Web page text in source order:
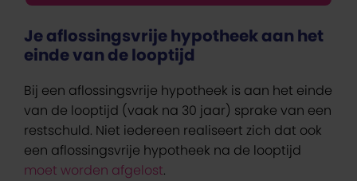
Je aflossingsvrije hypotheek aan het
einde van de looptijd
Bij een aflossingsvrije hypotheek is aan het einde
van de looptijd (vaak na 30 jaar) sprake van een
restschuld. Niet iedereen realiseert zich dat ook
een aflossingsvrije hypotheek na de looptijd
moet worden afgelost.